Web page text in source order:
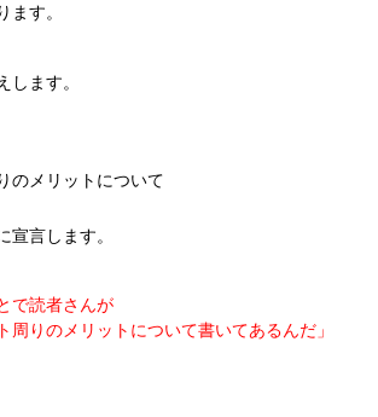
ます。
します。
のメリットについて
宣言します。
で読者さんが
周りのメリットについて書いてあるんだ」